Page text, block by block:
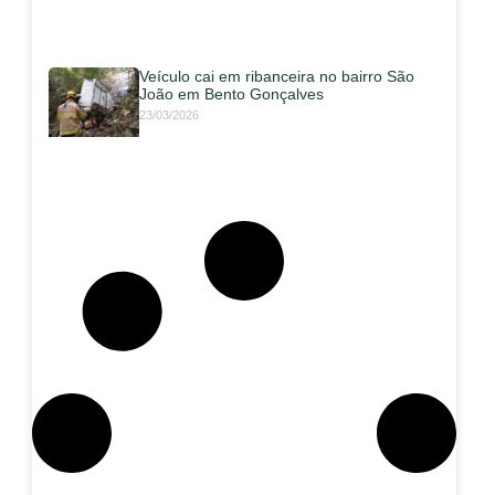
Veículo cai em ribanceira no bairro São
João em Bento Gonçalves
23/03/2026